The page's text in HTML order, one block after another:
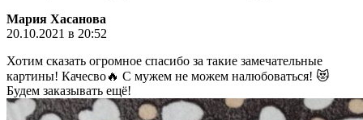
Мария Хасанова
20.10.2021 в 20:52
Хотим сказать огромное спасибо за такие замечательные
картины! Качесво🔥 С мужем не можем налюбоваться! 😻
Будем заказывать ещё!